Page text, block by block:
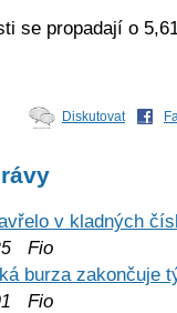
se propadají o
Diskutovat
v kladných
Fio
burza zakončuje
Fio